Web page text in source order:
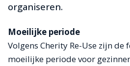
organiseren.
Moeilijke periode
Volgens Cherity Re-Use zijn de
moeilijke periode voor